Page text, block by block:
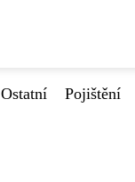
Ostatní Pojištění